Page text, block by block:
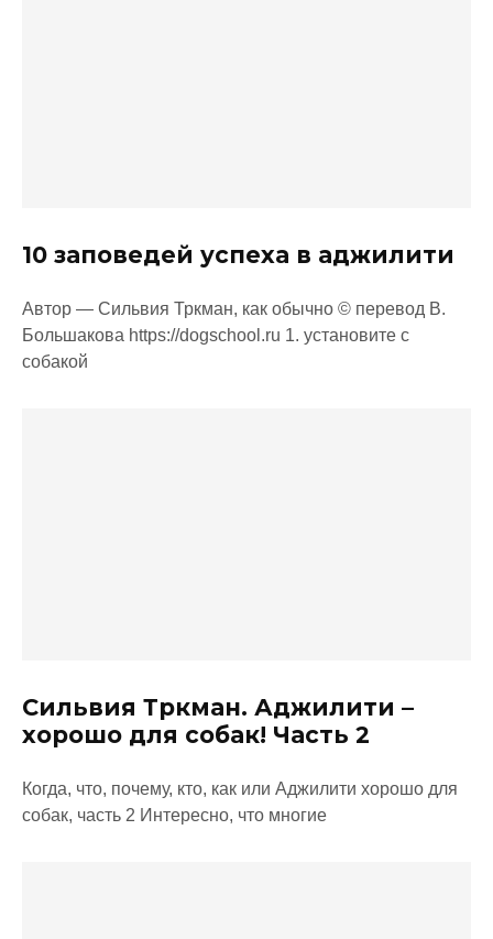
10 заповедей успеха в аджилити
Автор — Сильвия Тркман, как обычно © перевод В.
Большакова https://dogschool.ru 1. установите с
собакой
Сильвия Тркман. Аджилити –
хорошо для собак! Часть 2
Когда, что, почему, кто, как или Аджилити хорошо для
собак, часть 2 Интересно, что многие